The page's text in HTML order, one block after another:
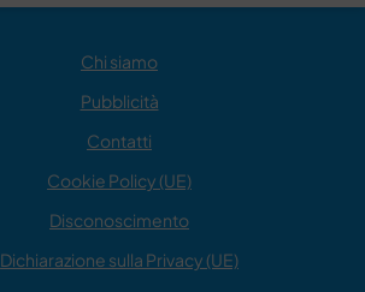
Chi siamo
Pubblicità
Contatti
Cookie Policy (UE)
Disconoscimento
Dichiarazione sulla Privacy (UE)